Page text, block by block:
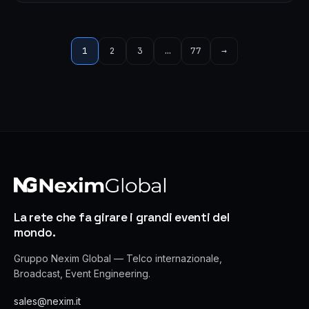
Paginazione
1 2 3 … 77 →
La rete che fa girare i grandi eventi del
mondo.
Gruppo Nexim Global — Telco internazionale,
Broadcast, Event Engineering.
sales@nexim.it